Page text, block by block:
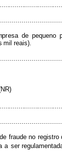
presa de pequeno
mil reais).
fraude no registro
a ser regul ament